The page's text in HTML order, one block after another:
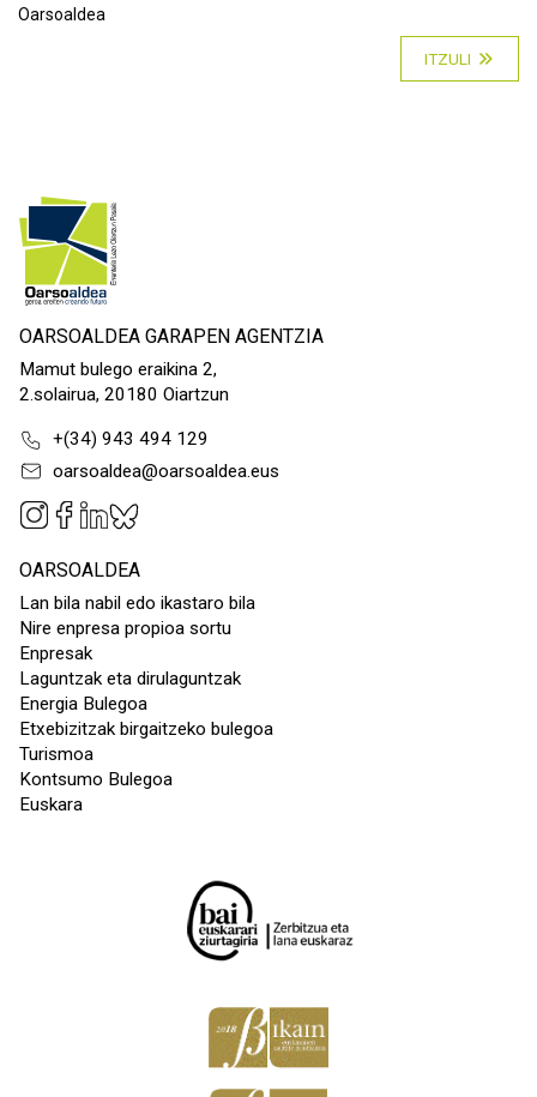
Oarsoaldea
ITZULI
OARSOALDEA GARAPEN AGENTZIA
Mamut bulego eraikina 2,
2.solairua, 20180 Oiartzun
+(34) 943 494 129
oarsoaldea@oarsoaldea.eus
OARSOALDEA
Lan bila nabil edo ikastaro bila
Nire enpresa propioa sortu
Enpresak
Laguntzak eta dirulaguntzak
Energia Bulegoa
Etxebizitzak birgaitzeko bulegoa
Turismoa
Kontsumo Bulegoa
Euskara